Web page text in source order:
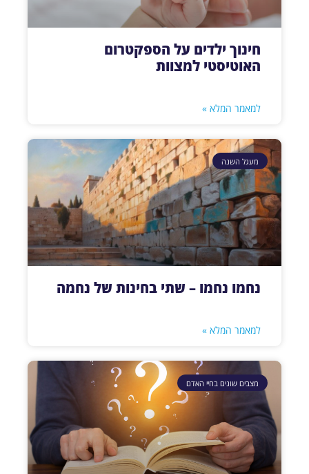
חינוך ילדים על הספקטרום
האוטיסטי למצוות
למאמר המלא »
מעגל השנה
נחמו נחמו – שתי בחינות של נחמה
למאמר המלא »
מצבים שונים בחיי האדם